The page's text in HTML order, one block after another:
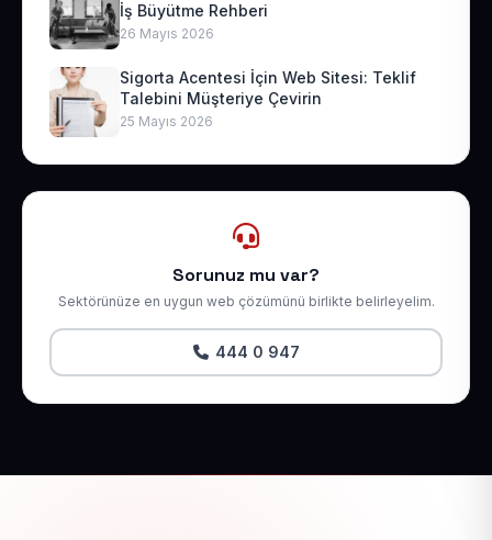
İş Büyütme Rehberi
26 Mayıs 2026
Sigorta Acentesi İçin Web Sitesi: Teklif
Talebini Müşteriye Çevirin
25 Mayıs 2026
Sorunuz mu var?
Sektörünüze en uygun web çözümünü birlikte belirleyelim.
444 0 947